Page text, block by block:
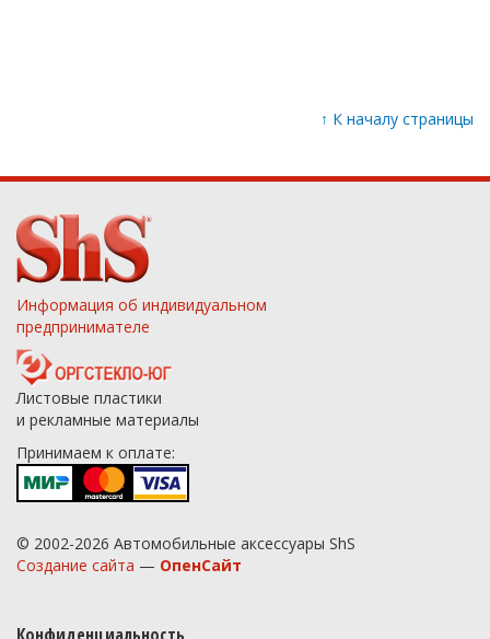
↑ К началу страницы
Информация об индивидуальном
предпринимателе
Листовые пластики
и рекламные материалы
Принимаем к оплате:
© 2002-2026 Автомобильные аксессуары ShS
Создание сайта — ОпенСайт